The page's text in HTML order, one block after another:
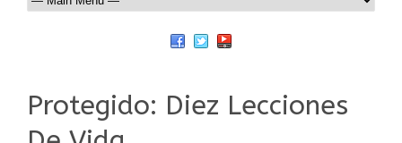
Protegido: Diez Lecciones